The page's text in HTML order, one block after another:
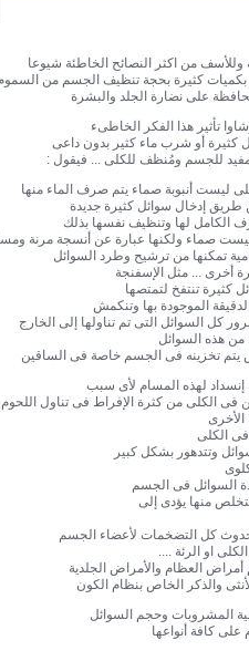
وللأسف من اكثر النصائح الخاطئة شيوعا
كثيرة بحجة تنظيف الجسم من
على نضارة الجلد والبشرة
تأثير هذا الفكر الخاطىء
كثيرة أو شرب ماء كثير بدون داعى
للجسم ومُنظف للكلى ... فيقول :
ليست أنبوبة صماء يتم صرف الماء منها
إدخال سوائل كثيرة جديدة
الكامل لها وتنظيف نفسها بذلك
صماء ولكنها عبارة عن أنسجة مرنة
تمكنها من ترشيح وطرد السوائل
أخرى ... مثل الإسفنجة
كثيرة تنتفخ لتمتصها
الموجودة بها وتنكمش
كل السوائل التى تم تناولها إلى الخارج
هذه السوائل
يتم تخزينه فى الجسم خاصة فى الساقين
إنسداد لهذه المسام لأى سبب
فى الكلى من كثرة الإفراط فى تناول اللحوم
الأخرى
فى الكلى
وتتدهور بشكل كبير
السوائل فى الجسم
منها يؤدى إلى
كل التضخمات لأعضاء الجسم
او الرئة ....
العظام والأمراض الجلدية
والذكر الخاص بنظام الكون
المشروبات وحجم السوائل
على كافة أنواعها